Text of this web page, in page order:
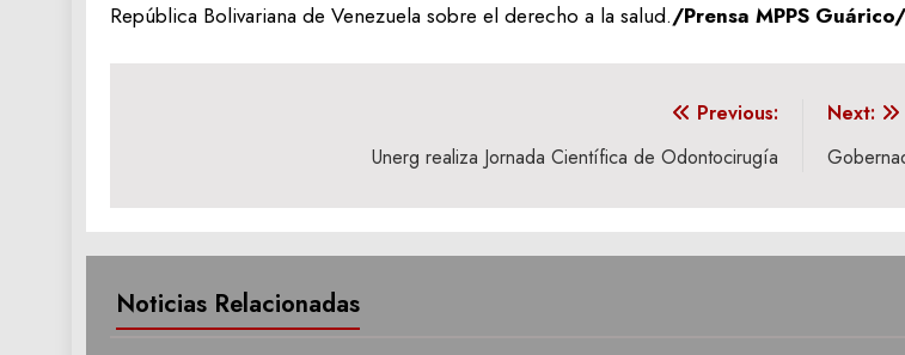
República Bolivariana de Venezuela sobre el derecho a la salud./Prensa MPPS
entradas
Previous:
Unerg realiza Jornada Científica de Odontocirugía
Next:
Noticias Relacionadas